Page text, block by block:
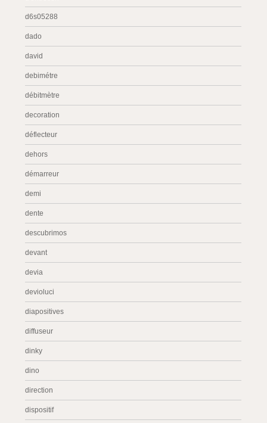
d6s05288
dado
david
debimétre
débitmètre
decoration
déflecteur
dehors
démarreur
demi
dente
descubrimos
devant
devia
devioluci
diapositives
diffuseur
dinky
dino
direction
dispositif